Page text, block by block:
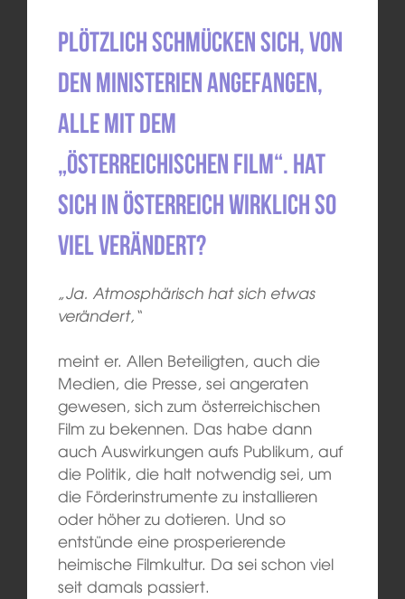
Plötzlich schmücken sich, von
den Ministerien angefangen,
alle mit dem
„österreichischen Film“. Hat
sich in Österreich wirklich so
viel verändert?
„Ja. Atmosphärisch hat sich etwas
verändert,“
meint er. Allen Beteiligten, auch die
Medien, die Presse, sei angeraten
gewesen, sich zum österreichischen
Film zu bekennen. Das habe dann
auch Auswirkungen aufs Publikum, auf
die Politik, die halt notwendig sei, um
die Förderinstrumente zu installieren
oder höher zu dotieren. Und so
entstünde eine prosperierende
heimische Filmkultur. Da sei schon viel
seit damals passiert.